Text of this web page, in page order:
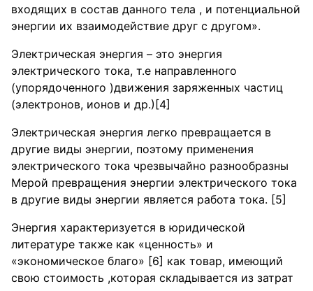
входящих в состав данного тела , и потенциальной
энергии их взаимодействие друг с другом».
Электрическая энергия – это энергия
электрического тока, т.е направленного
(упорядоченного )движения заряженных частиц
(электронов, ионов и др.)[4]
Электрическая энергия легко превращается в
другие виды энергии, поэтому применения
электрического тока чрезвычайно разнообразны
Мерой превращения энергии электрического тока
в другие виды энергии является работа тока. [5]
Энергия характеризуется в юридической
литературе также как «ценность» и
«экономическое благо» [6] как товар, имеющий
свою стоимость ,которая складывается из затрат